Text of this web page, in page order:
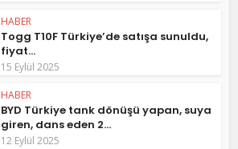
HABER
Togg T10F Türkiye’de satışa sunuldu,
fiyat...
15 Eylül 2025
HABER
BYD Türkiye tank dönüşü yapan, suya
giren, dans eden 2...
12 Eylül 2025